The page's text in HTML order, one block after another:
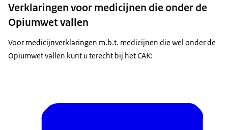
Verklaringen voor medicijnen die onder de
Opiumwet vallen
Voor medicijnverklaringen m.b.t. medicijnen die wel onder de
Opiumwet vallen kunt u terecht bij het CAK: